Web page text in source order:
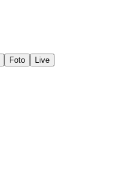
Foto
Live